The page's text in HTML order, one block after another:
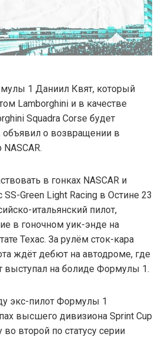
1 Даниил Квят, который
Lamborghini и в качестве
Squadra Corse будет
объявил о возвращении в
в гонках NASCAR и
Green Light Racing в Остине 23
итальянский пилот,
в гоночном уик-энде на
Техас. За рулём сток-кара
ждёт дебют на автодроме, где
выступал на болиде Формулы 1.
экс-пилот Формулы 1
высшего дивизиона Sprint Cup
второй по статусу серии